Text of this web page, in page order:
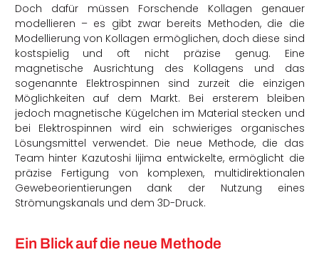
Doch dafür müssen Forschende Kollagen genauer
modellieren – es gibt zwar bereits Methoden, die die
Modellierung von Kollagen ermöglichen, doch diese sind
kostspielig und oft nicht präzise genug. Eine
magnetische Ausrichtung des Kollagens und das
sogenannte Elektrospinnen sind zurzeit die einzigen
Möglichkeiten auf dem Markt. Bei ersterem bleiben
jedoch magnetische Kügelchen im Material stecken und
bei Elektrospinnen wird ein schwieriges organisches
Lösungsmittel verwendet. Die neue Methode, die das
Team hinter Kazutoshi Iijima entwickelte, ermöglicht die
präzise Fertigung von komplexen, multidirektionalen
Gewebeorientierungen dank der Nutzung eines
Strömungskanals und dem 3D-Druck.
Ein Blick auf die neue Methode